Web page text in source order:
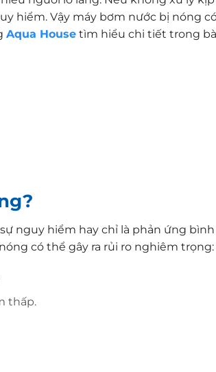
hiểm. Vậy máy bơm nước bị nóng
Aqua House tìm hiểu chi tiết trong
nguy hiểm hay chỉ là phản ứng
có thể gây ra rủi ro nghiêm trọng:
thấp.